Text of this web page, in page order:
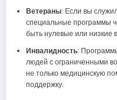
Ветераны: Если вы
специальные программы
быть нулевые или низкие
Инвалидность:
людей с ограниченными
не только медицинскую
поддержку.